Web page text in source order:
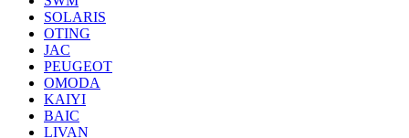
SOLARIS
OTING
JAC
PEUGEOT
OMODA
KAIYI
BAIC
LIVAN